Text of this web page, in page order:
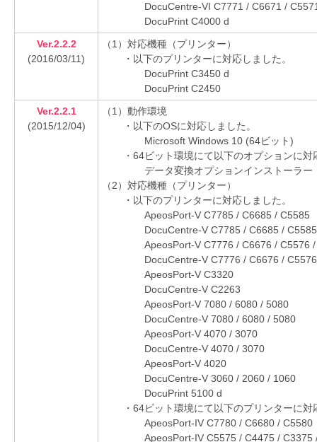
DocuCentre-VI C7771 / C6671 /
DocuPrint C4000 d
Ver.2.2.2
(2016/03/11)
（1）対応機種（プリンター）
・以下のプリンターに対応しました。
DocuPrint C3450 d
DocuPrint C2450
Ver.2.2.1
(2015/12/04)
（1）動作環境
・以下のOSに対応しました。
Microsoft Windows 10 (64ビット)
・64ビット環境にて以下のオプションに対
データ変換オプションインストーラー
（2）対応機種（プリンター）
・以下のプリンターに対応しました。
ApeosPort-V C7785 / C6685 / C5585
DocuCentre-V C7785 / C6685 / C5585
ApeosPort-V C7776 / C6676 / C5576
DocuCentre-V C7776 / C6676 /
ApeosPort-V C3320
DocuCentre-V C2263
ApeosPort-V 7080 / 6080 / 5080
DocuCentre-V 7080 / 6080 / 5080
ApeosPort-V 4070 / 3070
DocuCentre-V 4070 / 3070
ApeosPort-V 4020
DocuCentre-V 3060 / 2060 / 1060
DocuPrint 5100 d
・64ビット環境にて以下のプリンターに対
ApeosPort-IV C7780 / C6680 / C5580
ApeosPort-IV C5575 / C4475 / C3375